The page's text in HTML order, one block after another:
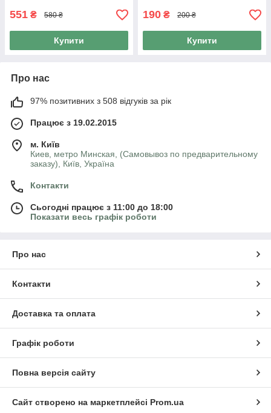
551 ₴ 580 ₴
Купити
190 ₴ 200 ₴
Купити
Про нас
97% позитивних з 508 відгуків за рік
Працює з 19.02.2015
м. Київ
Киев, метро Минская, (Самовывоз по предварительному
заказу), Київ, Україна
Контакти
Сьогодні працює з 11:00 до 18:00
Показати весь графік роботи
Про нас
Контакти
Доставка та оплата
Графік роботи
Повна версія сайту
Сайт створено на маркетплейсі Prom.ua